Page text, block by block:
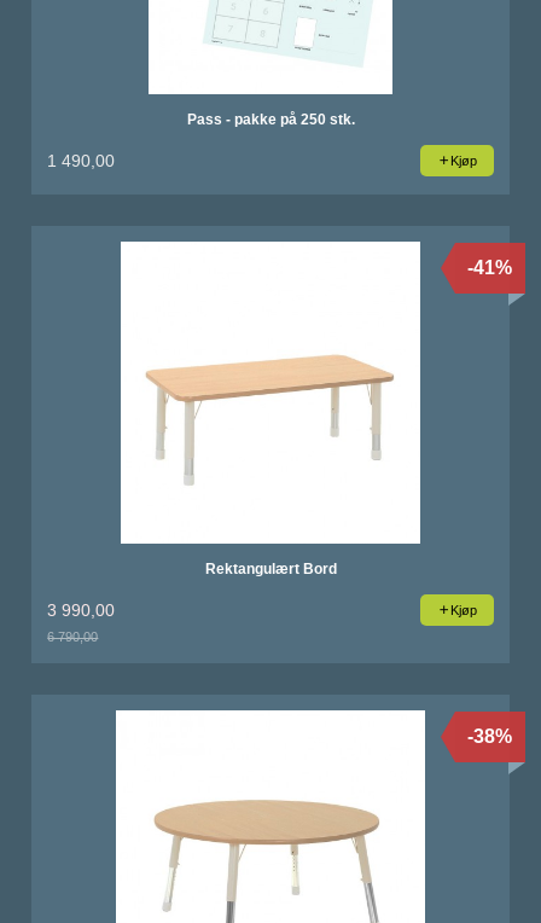
Pass - pakke på 250 stk.
1 490,00 Kjøp
Rektangulært Bord
3 990,00
6 790,00
-41%
Kjøp
-38%